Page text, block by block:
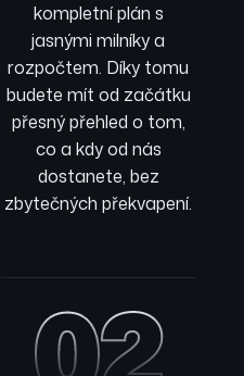
kompletní plán s
jasnými milníky a
rozpočtem. Díky tomu
budete mít od začátku
přesný přehled o tom,
co a kdy od nás
dostanete, bez
zbytečných překvapení.